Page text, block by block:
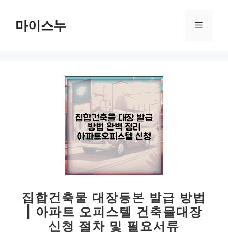
마이스누 메
집합건축물 대장등본 발급 방법
| 아파트 오피스텔 건축물대장
신청 절차 및 필요서류